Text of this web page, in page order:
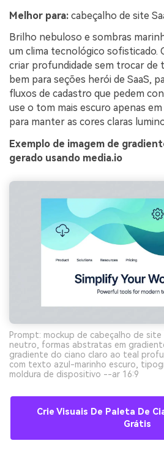
Melhor para: cabeçalho de site
Brilho nebuloso e sombras
um clima tecnológico sofisticado.
criar profundidade sem trocar de
bem para seções herói de SaaS,
fluxos de cadastro que pedem
use o tom mais escuro apenas
para manter as cores claras
Exemplo de imagem de
gerado usando media.io
Prompt: mockup de cabeçalho de
neutro, formas abstratas em
gradiente do ciano claro ao teal
com texto azul-marinho escuro,
moldura de dispositivo --ar 16:9
Crie Visuais De Paleta De
Grátis